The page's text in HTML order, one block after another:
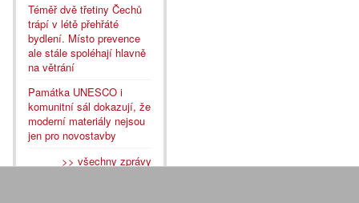
Téměř dvě třetiny Čechů
trápí v létě přehřáté
bydlení. Místo prevence
ale stále spoléhají hlavně
na větrání
Památka UNESCO i
komunitní sál dokazují, že
moderní materiály nejsou
jen pro novostavby
>> všechny zprávy